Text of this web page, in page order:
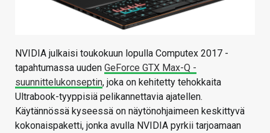
NVIDIA julkaisi toukokuun lopulla Computex 2017 -
tapahtumassa uuden GeForce GTX Max-Q -
suunnittelukonseptin, joka on kehitetty tehokkaita
Ultrabook-tyyppisiä pelikannettavia ajatellen.
Käytännössä kyseessä on näytönohjaimeen keskittyvä
kokonaispaketti, jonka avulla NVIDIA pyrkii tarjoamaan